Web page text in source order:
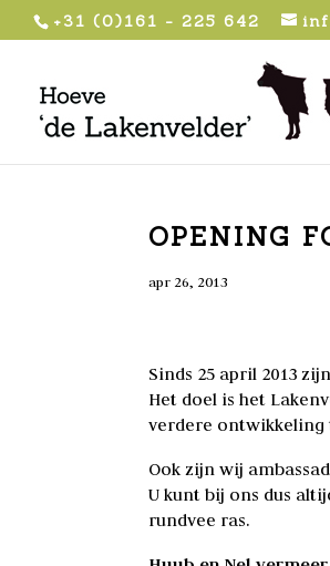
+31 (0)161 - 225 642
OPENING
apr 26, 2013
Sinds 25 april 2013
Het doel is het
verdere ontwikkeling
Ook zijn wij
U kunt bij ons dus
rundvee ras.